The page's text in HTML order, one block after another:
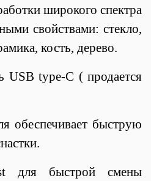
широкого спектра
свойствами: стекло,
кость, дерево.
USB type-C ( продается
обеспечивает быструю
для быстрой смены